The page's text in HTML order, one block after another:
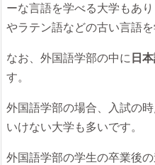
ーな言語を学べる大学もあ
やラテン語などの古い言語
なお、外国語学部の中に 日
す。
外国語学部の場合、入試の
いけない大学も多いです。
外国語学部の学生の卒業後